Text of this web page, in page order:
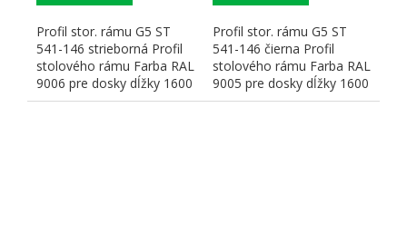
Profil stor. rámu G5 ST
541-146 strieborná Profil
stolového rámu Farba RAL
9006 pre dosky dĺžky 1600
mm Rozmery:...
Profil stor. rámu G5 ST
541-146 čierna Profil
stolového rámu Farba RAL
9005 pre dosky dĺžky 1600
mm Rozmery:...